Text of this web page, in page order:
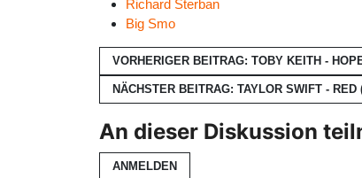
Richard Sterban
Big Smo
VORHERIGER BEITRAG: TOBY KEITH -
NÄCHSTER BEITRAG: TAYLOR SWIFT -
An dieser Diskussion
ANMELDEN